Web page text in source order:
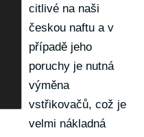
citlivé na naši
českou naftu a v
případě jeho
poruchy je nutná
výměna
vstřikovačů, což je
velmi nákladná